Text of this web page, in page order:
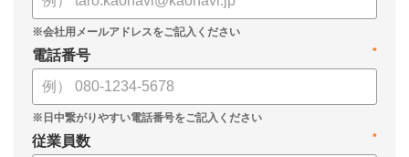
*
電話番号
*
従業員数